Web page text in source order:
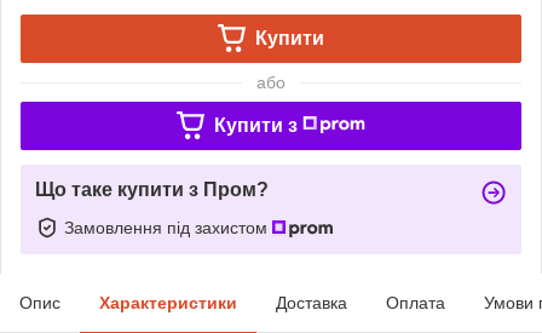
Купити
або
Купити з
Що таке купити з Пром?
Замовлення під захистом
Опис Характеристики Доставка Оплата Умови